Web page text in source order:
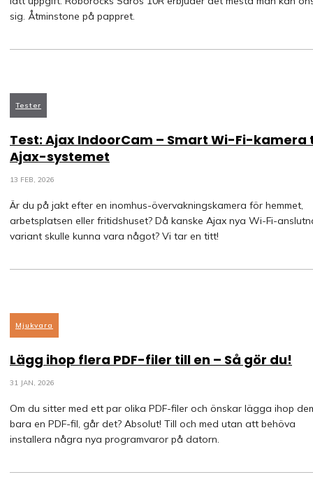
sig. Åtminstone på pappret.
Tester
Test: Ajax IndoorCam – Smart Wi-Fi-kamera
Ajax-systemet
13 FEB, 2026
Är du på jakt efter en inomhus-övervakningskamera för hemmet,
arbetsplatsen eller fritidshuset? Då kanske Ajax nya Wi-Fi-
variant skulle kunna vara något? Vi tar en titt!
Mjukvara
Lägg ihop flera PDF-filer till en – Så gör du!
31 JAN, 2026
Om du sitter med ett par olika PDF-filer och önskar lägga ihop
bara en PDF-fil, går det? Absolut! Till och med utan att behöva
installera några nya programvaror på datorn.